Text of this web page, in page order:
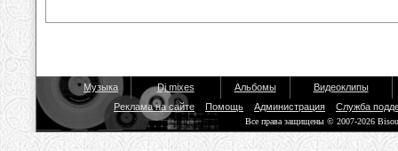
Музыка Dj mixes Альбомы
Видеоклипы
Реклама на сайте
Помощь Администрация Служба
Все права защищены © 2007-2026